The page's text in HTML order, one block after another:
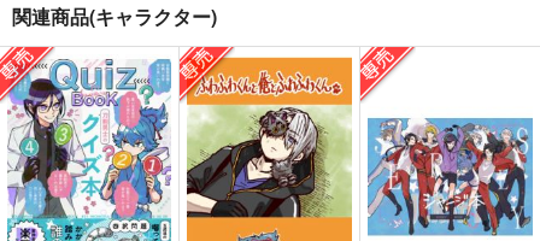
間食もぐもぐ本5
道草ランプ
1,572円（税込）
小夜左文字
サンプル
間食もぐもぐ本6
道草ランプ
1,415円（税込）
小夜左文字
サンプル
間食もぐもぐ本7
道草ランプ
1,572円（税込）
小夜左文字
サンプル
関連商品(キャラクター)